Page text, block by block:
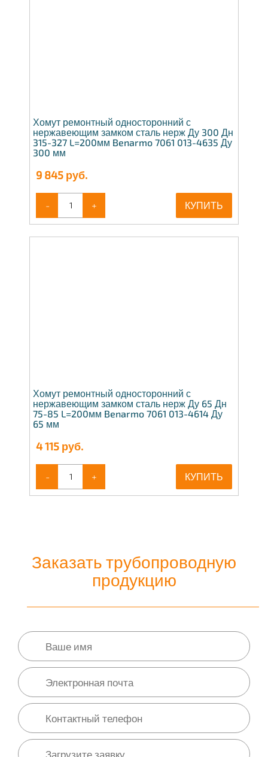
Хомут ремонтный односторонний с
нержавеющим замком сталь нерж Ду 300 Дн
315-327 L=200мм Benarmo 7061 013-4635 Ду
300 мм
9 845 руб.
- + КУПИТЬ
Хомут ремонтный односторонний с
нержавеющим замком сталь нерж Ду 65 Дн
75-85 L=200мм Benarmo 7061 013-4614 Ду
65 мм
4 115 руб.
- + КУПИТЬ
Заказать трубопроводную
продукцию